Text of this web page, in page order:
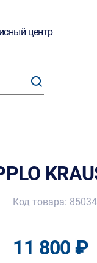
центр
Код товара: 85034
11 800 ₽